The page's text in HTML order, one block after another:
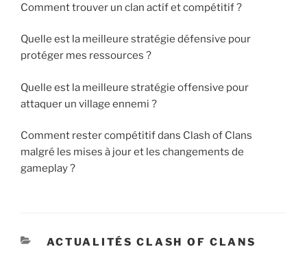
Comment trouver un clan actif et compétitif ?
Quelle est la meilleure stratégie défensive pour
protéger mes ressources ?
Quelle est la meilleure stratégie offensive pour
attaquer un village ennemi ?
Comment rester compétitif dans Clash of Clans
malgré les mises à jour et les changements de
gameplay ?
CATÉGORIES
ACTUALITÉS CLASH OF CLANS